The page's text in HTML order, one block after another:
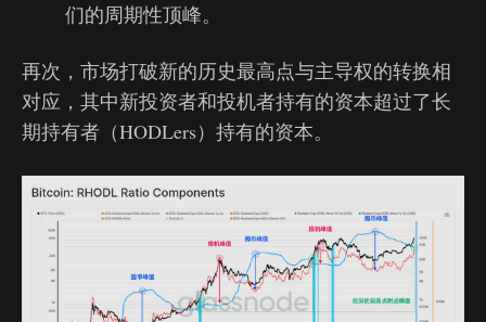
们的周期性顶峰。
再次，市场打破新的历史最高点与主导权的转换相
对应，其中新投资者和投机者持有的资本超过了长
期持有者（HODLers）持有的资本。